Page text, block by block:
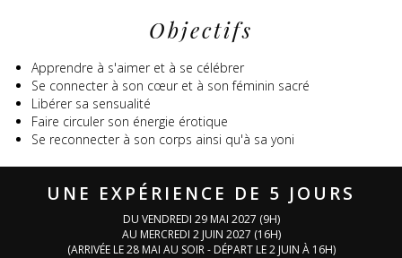
Objectifs
Apprendre à s'aimer et à se célébrer
Se connecter à son cœur et à son féminin sacré
Libérer sa sensualité
Faire circuler son énergie érotique
Se reconnecter à son corps ainsi qu'à sa yoni
UNE EXPÉRIENCE DE 5 JOURS
DU VENDREDI 29 MAI 2027 (9H)
AU MERCREDI 2 JUIN 2027 (16H)
(ARRIVÉE LE 28 MAI AU SOIR - DÉPART LE 2 JUIN À 16H)